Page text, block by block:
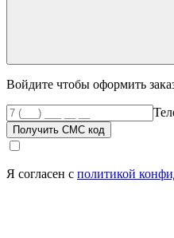
Войдите чтобы оформить
Получить СМС код
Я согласен с политикой